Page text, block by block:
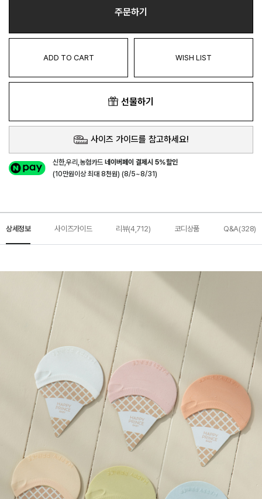
주문하기
ADD TO CART WISH LIST
선물하기
사이즈 가이드를 참고하세요!
신한,우리,농협카드네이버페이 결제시 5%할인
(10만원이상 최대 8천원) (8/5~8/31)
상세정보 사이즈가이드 리뷰(4,712) 코디상품 Q&A(328)